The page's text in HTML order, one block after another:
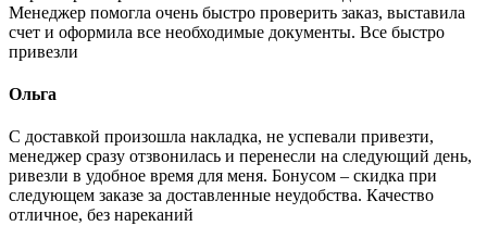
Менеджер помогла очень быстро проверить заказ, выставила
счет и оформила все необходимые документы. Все быстро
привезли
Ольга
С доставкой произошла накладка, не успевали привезти,
менеджер сразу отзвонилась и перенесли на следующий день,
ривезли в удобное время для меня. Бонусом – скидка при
следующем заказе за доставленные неудобства. Качество
отличное, без нареканий